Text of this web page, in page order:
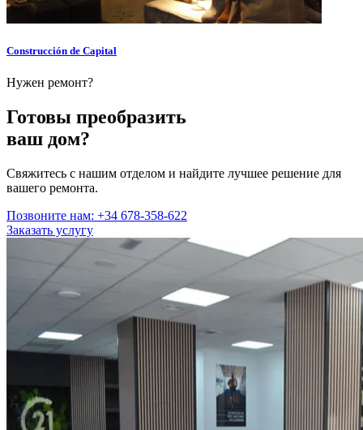
Construcción de Capital
Нужен ремонт?
Готовы преобразить
ваш дом?
Свяжитесь с нашим отделом и найдите лучшее решение для
вашего ремонта.
Позвоните нам: +34 678-358-622
Заказать услугу